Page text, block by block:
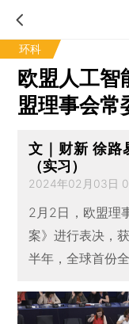
环科
欧盟人工智
盟理事会常
文｜财新 徐路
（实习）
2024年02月03日
2月2日，欧盟理
案》进行表决，
半年，全球首份